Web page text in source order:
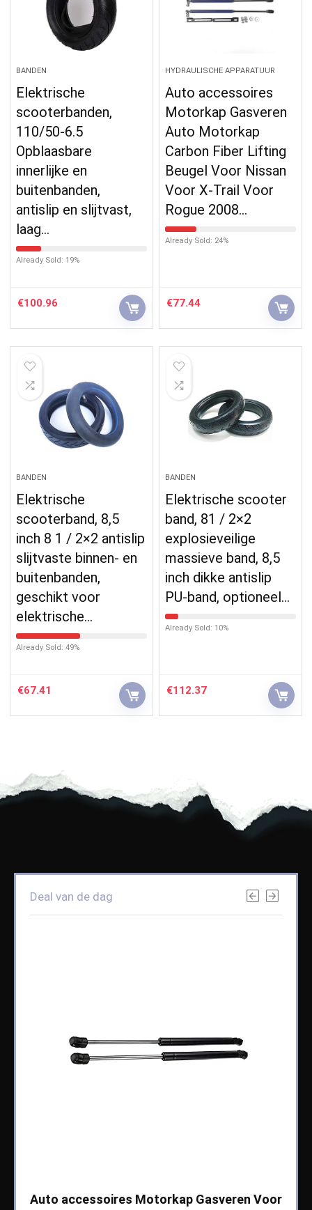
BANDEN
Elektrische
scooterbanden,
110/50-6.5
Opblaasbare
innerlijke en
buitenbanden,
antislip en slijtvast,
laag…
Already Sold: 19%
€100.96
HYDRAULISCHE APPARATUUR
Auto accessoires
Motorkap Gasveren
Auto Motorkap
Carbon Fiber Lifting
Beugel Voor Nissan
Voor X-Trail Voor
Rogue 2008…
Already Sold: 24%
€77.44
BANDEN
Elektrische
scooterband, 8,5
inch 8 1 / 2×2 antislip
slijtvaste binnen- en
buitenbanden,
geschikt voor
elektrische…
Already Sold: 49%
€67.41
BANDEN
Elektrische scooter
band, 81 / 2×2
explosieveilige
massieve band, 8,5
inch dikke antislip
PU-band, optioneel…
Already Sold: 10%
€112.37
Deal van de dag
Auto accessoires Motorkap Gasveren Voor